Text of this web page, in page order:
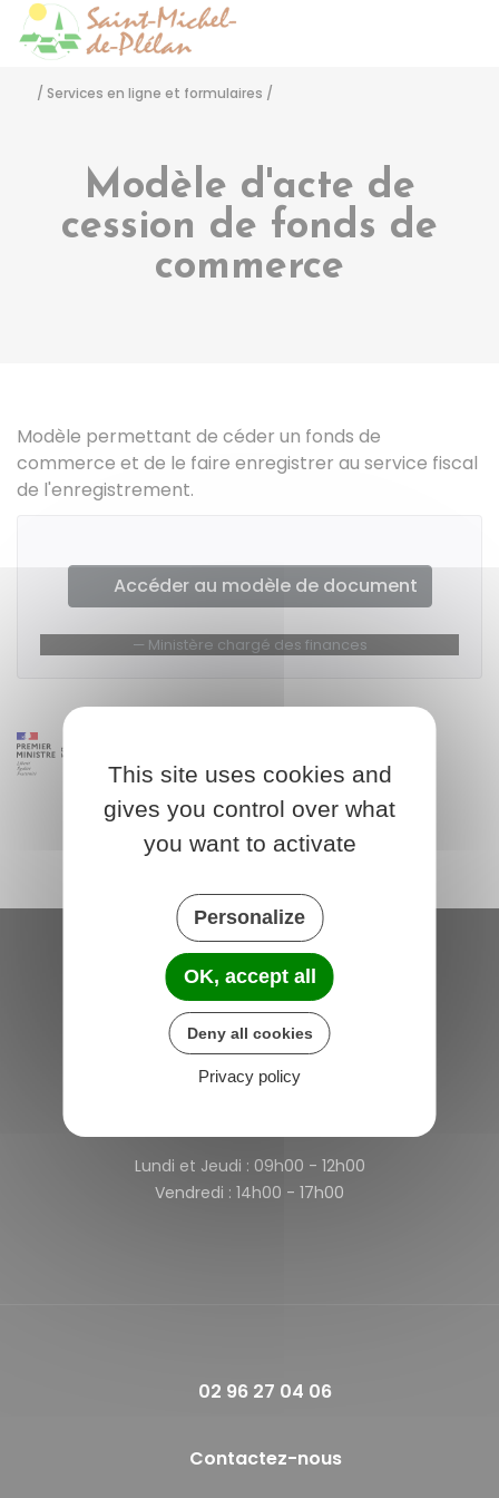
/ Services en ligne et formulaires /
Modèle d'acte de
cession de fonds de
commerce
Modèle permettant de céder un fonds de
commerce et de le faire enregistrer au service fiscal
de l'enregistrement.
Accéder au modèle de document
Ministère chargé des finances
Saint-Michel-de-Plélan
4 rue des Terre Neuvas
22980 Saint-Michel-de-Plélan
France
Lundi et Jeudi : 09h00 - 12h00
Vendredi : 14h00 - 17h00
02 96 27 04 06
Contactez-nous
This site uses cookies and
gives you control over what
you want to activate
Personalize
OK, accept all
Deny all cookies
Privacy policy